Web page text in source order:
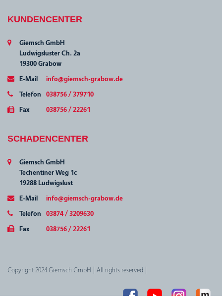
KUNDENCENTER
Giemsch GmbH
Ludwigsluster Ch. 2a
19300 Grabow
E-Mail
info@giemsch-grabow.de
Telefon
038756 / 379710
Fax
038756 / 22261
SCHADENCENTER
Giemsch GmbH
Techentiner Weg 1c
19288 Ludwigslust
E-Mail
info@giemsch-grabow.de
Telefon
03874 / 3209630
Fax
038756 / 22261
Copyright 2024 Giemsch GmbH | All rights reserved |